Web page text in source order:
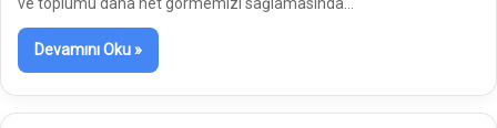
Devamını Oku »